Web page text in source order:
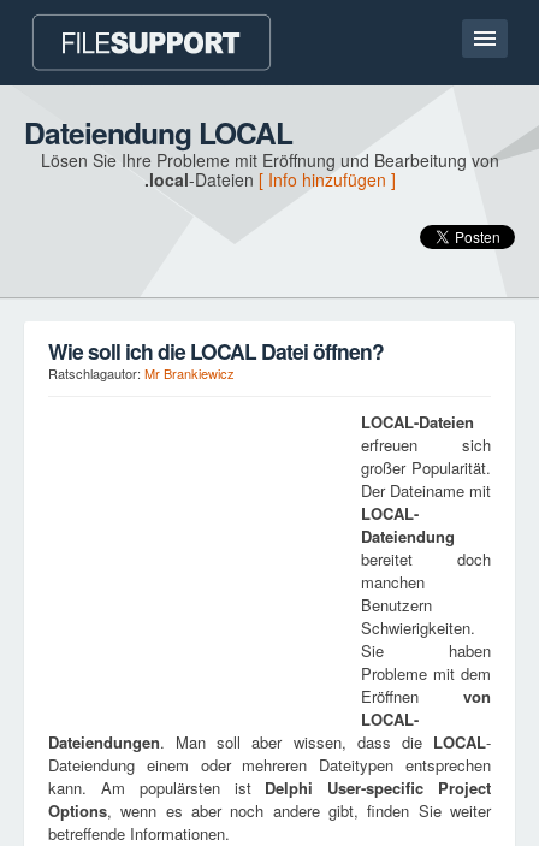
Hauptseite
Kontakt
Dateiendung LOCAL
Lösen Sie Ihre Probleme mit Eröffnung und Bearbeitung von
.local-Dateien [ Info hinzufügen ]
Wie soll ich die LOCAL Datei öffnen?
Ratschlagautor: Mr Brankiewicz
LOCAL-Dateien
erfreuen sich
großer Popularität.
Der Dateiname mit
LOCAL-
Dateiendung
bereitet doch
manchen
Benutzern
Schwierigkeiten.
Sie haben
Probleme mit dem
Eröffnen von
LOCAL-
Dateiendungen. Man soll aber wissen, dass die LOCAL-
Dateiendung einem oder mehreren Dateitypen entsprechen
kann. Am populärsten ist Delphi User-specific Project
Options, wenn es aber noch andere gibt, finden Sie weiter
betreffende Informationen.